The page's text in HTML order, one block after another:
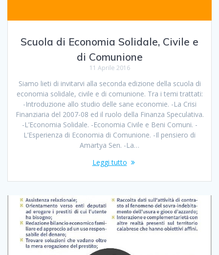
Scuola di Economia Solidale, Civile e
di Comunione
11 Aprile 2016
Siamo lieti di invitarvi alla seconda edizione della scuola di
economia solidale, civile e di comunione. Tra i temi trattati:
-Introduzione allo studio delle sane economie. -La Crisi
Finanziaria del 2007-08 ed il ruolo della Finanza Speculativa.
-L’Economia Solidale. -Economia Civile e Beni Comuni. -
L’Esperienza di Economia di Comunione. -Il pensiero di
Amartya Sen. -La…
Leggi tutto